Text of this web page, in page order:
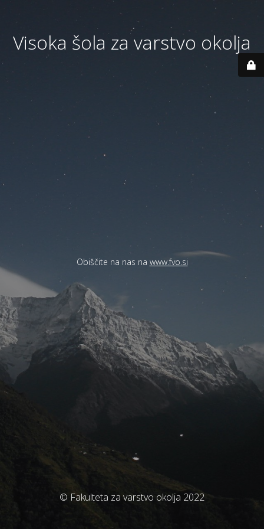
Visoka šola za varstvo okolja
Obiščite na nas na www.fvo.si
© Fakulteta za varstvo okolja 2022